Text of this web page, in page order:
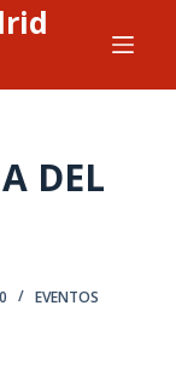
DEL
EVENTOS